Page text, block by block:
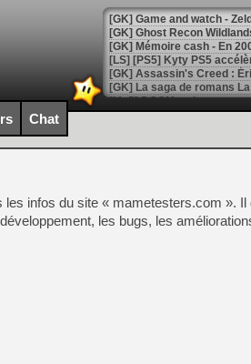
[Mo5] DOOM arrive en
[GK] Bethesda fête les 30
[GK] Roblox : l'action en
[GK] Agenda - GeForce
[GK] Devolver Digital en a
[LS] [PS5] ps5-y2jb-
[GK] Pourquoi Marvel
[GK] Test : Restory : Chill
[GK] GTA 6 : Rockstar
[GK] Hot Wheels Infinite
[GK] Mémoire cash -
[GK] Résultats Nintendo :
[GK] Déjà des
Chat
les infos du site « mametesters.com ». Il
les bugs, les